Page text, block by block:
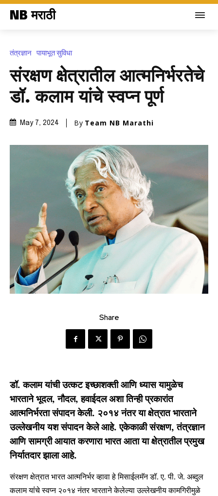
NB मराठी
तंत्रज्ञान पायाभूत सुविधा
संरक्षण क्षेत्रातील आत्मनिर्भरतेचे
डॉ. कलाम यांचे स्वप्न पूर्ण
May 7, 2024 By Team NB Marathi
Share
डॉ. कलाम यांची उत्कट इच्छाशक्ती आणि ध्यास यामुळेच
भारताने भूदल, नौदल, हवाईदल अशा तिन्ही प्रकारांत
आत्मनिर्भरता संपादन केली. २०१४ नंतर या क्षेत्रात भारताने
उल्लेखनीय यश संपादन केले आहे. एकेकाळी संरक्षण, तंत्रज्ञान
आणि सामग्री आयात करणारा भारत आता या क्षेत्रातील प्रमुख
निर्यातदार झाला आहे.
संरक्षण क्षेत्रात भारत आत्मनिर्भर व्हावा हे मिसाईलमॅन डॉ. ए. पी. जे. अब्दुल
कलाम यांंचे स्वप्न २०१४ नंतर भारताने केलेल्या उल्लेखनीय कामगिरीमुळे